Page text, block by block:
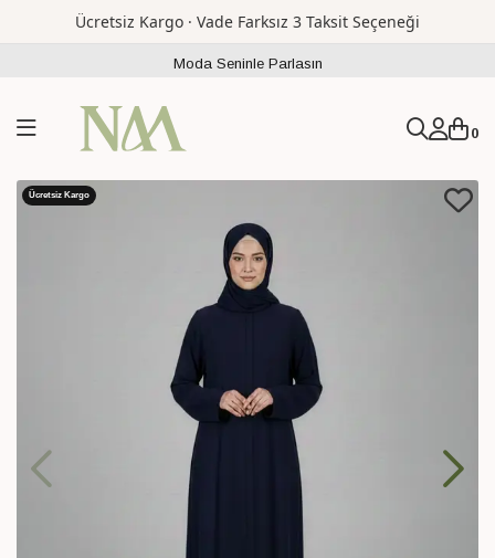
Ücretsiz Kargo · Vade Farksız 3 Taksit Seçeneği
Moda Seninle Parlasın
0
Ücretsiz Kargo